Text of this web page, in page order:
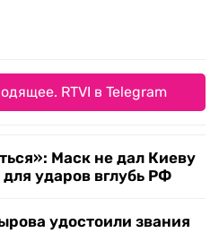
RTVI в Telegram
Маск не дал Киеву
ударов вглубь РФ
удостоили звания